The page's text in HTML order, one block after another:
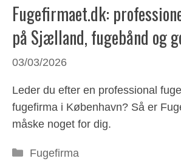
Fugefirmaet.dk:
på Sjælland, fugebånd og
03/03/2026
Leder du efter en professional
fugefirma i København? Så er
måske noget for dig.
Kategorier
Fugefirma